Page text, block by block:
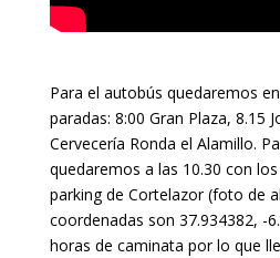
Para el autobús quedaremos
paradas: 8:00 Gran Plaza, 8.15
Cervecería Ronda el Alamillo.
quedaremos a las 10.30 con
parking de Cortelazor (foto de
coordenadas son 37.934382, -
horas de caminata por lo que